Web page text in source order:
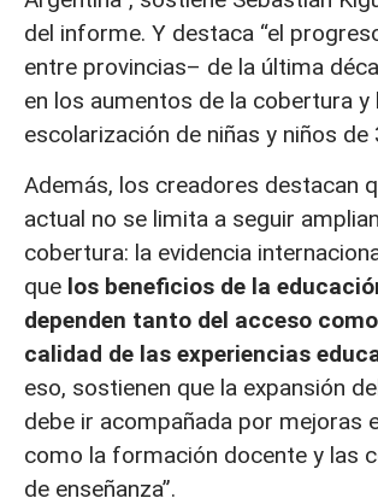
del informe. Y destaca “el
entre provincias– de la última
en los aumentos de la cobertura y
escolarización de niñas y niños de
Además, los creadores destacan
actual no se limita a seguir
cobertura: la evidencia
que los beneficios de la
dependen tanto del acceso
calidad de las experiencias
eso, sostienen que la expansión
debe ir acompañada por mejoras
como la formación docente y las
de enseñanza”.